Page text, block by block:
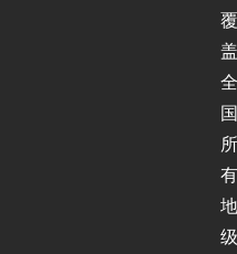
覆
盖
全
国
所
有
地
级